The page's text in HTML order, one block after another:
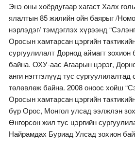
Энэ оны хоёрдугаар хагаст Халх
ялалтын 85 жилийн ойн баярыг /
нэрлэдэг/ тэмдэглэх хүрээнд
Оросын хамтарсан цэргийн
сургуулилалт Дорнод аймагт зохион
байна. ОХУ-аас Агаарын цэрэг,
анги нэгтгэлүүд тус
төлөвлөж байна. 2008 оноос хойш
Оросын хамтарсан цэргийн
бүр Орос, Монгол улсад ээлжлэн
Өнгөрсөн жил тус цэргийн
Найрамдах Буриад Улсад зохион